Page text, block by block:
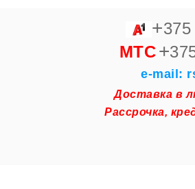
+
MTC+
e-mail:
Доставка в
Рассрочка,